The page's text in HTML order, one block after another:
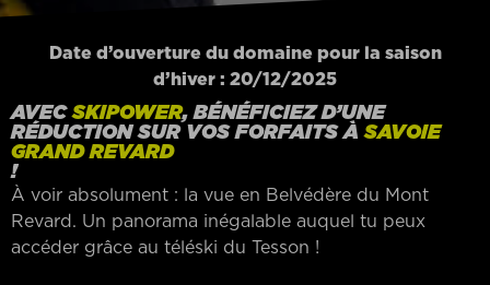
Date d’ouverture du domaine pour la saison
d’hiver : 20/12/2025
AVECSKIPOWER, BÉNÉFICIEZ D’UNE
RÉDUCTION SUR VOS FORFAITS ÀSAVOIE
GRAND REVARD
!
À voir absolument : la vue en Belvédère du Mont
Revard. Un panorama inégalable auquel tu peux
accéder grâce au téléski du Tesson !